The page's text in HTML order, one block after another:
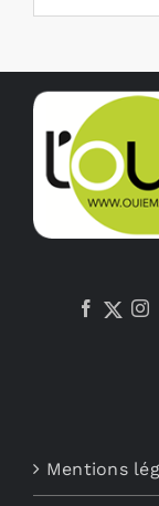
Mentions